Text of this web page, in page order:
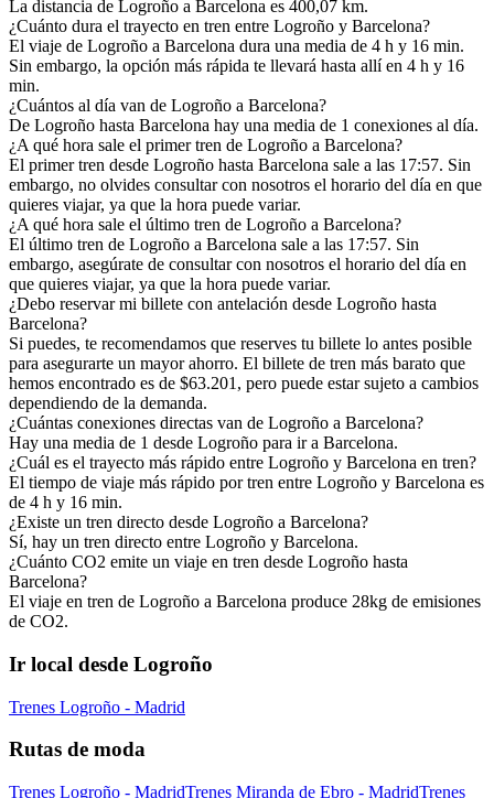
La distancia de Logroño a Barcelona es 400,07 km.
¿Cuánto dura el trayecto en tren entre Logroño y Barcelona?
El viaje de Logroño a Barcelona dura una media de 4 h y 16 min.
Sin embargo, la opción más rápida te llevará hasta allí en 4 h y 16
min.
¿Cuántos al día van de Logroño a Barcelona?
De Logroño hasta Barcelona hay una media de 1 conexiones al día.
¿A qué hora sale el primer tren de Logroño a Barcelona?
El primer tren desde Logroño hasta Barcelona sale a las 17:57. Sin
embargo, no olvides consultar con nosotros el horario del día en que
quieres viajar, ya que la hora puede variar.
¿A qué hora sale el último tren de Logroño a Barcelona?
El último tren de Logroño a Barcelona sale a las 17:57. Sin
embargo, asegúrate de consultar con nosotros el horario del día en
que quieres viajar, ya que la hora puede variar.
¿Debo reservar mi billete con antelación desde Logroño hasta
Barcelona?
Si puedes, te recomendamos que reserves tu billete lo antes posible
para asegurarte un mayor ahorro. El billete de tren más barato que
hemos encontrado es de $63.201, pero puede estar sujeto a cambios
dependiendo de la demanda.
¿Cuántas conexiones directas van de Logroño a Barcelona?
Hay una media de 1 desde Logroño para ir a Barcelona.
¿Cuál es el trayecto más rápido entre Logroño y Barcelona en tren?
El tiempo de viaje más rápido por tren entre Logroño y Barcelona es
de 4 h y 16 min.
¿Existe un tren directo desde Logroño a Barcelona?
Sí, hay un tren directo entre Logroño y Barcelona.
¿Cuánto CO2 emite un viaje en tren desde Logroño hasta
Barcelona?
El viaje en tren de Logroño a Barcelona produce 28kg de emisiones
de CO2.
Ir local desde Logroño
Trenes Logroño - Madrid
Rutas de moda
Trenes Logroño - MadridTrenes Miranda de Ebro - MadridTrenes